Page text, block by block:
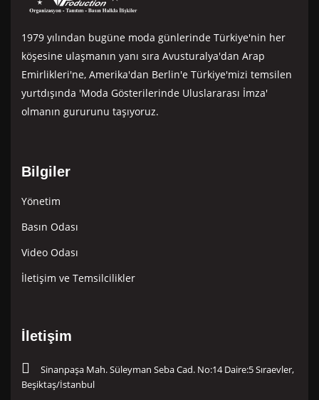
1979 yılından bugüne moda günlerinde Türkiye'nin her
köşesine ulaşmanın yanı sıra Avusturalya'dan Arap
Emirlikleri'ne, Amerika'dan Berlin'e Türkiye'mizi temsilen
yurtdışında 'Moda Gösterilerinde Uluslararası İmza'
olmanın gururunu taşıyoruz.
Bilgiler
Yönetim
Basın Odası
Video Odası
İletişim ve Temsilcilikler
İletişim
Sinanpaşa Mah. Süleyman Seba Cad. No:14 Daire:5 Sıraevler,
Beşiktaş/İstanbul